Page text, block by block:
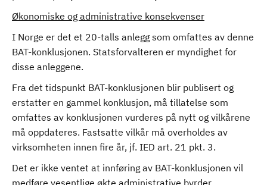
Økonomiske og administrative konsekvenser
I Norge er det et 20-talls anlegg som omfattes av denne
BAT-konklusjonen. Statsforvalteren er myndighet for
disse anleggene.
Fra det tidspunkt BAT-konklusjonen blir publisert og
erstatter en gammel konklusjon, må tillatelse som
omfattes av konklusjonen vurderes på nytt og vilkårene
må oppdateres. Fastsatte vilkår må overholdes av
virksomheten innen fire år, jf. IED art. 21 pkt. 3.
Det er ikke ventet at innføring av BAT-konklusjonen vil
medføre vesentlige økte administrative byrder.